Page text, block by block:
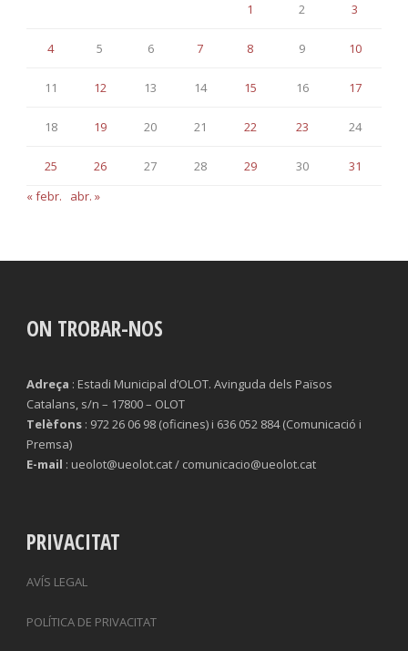
1 2 3
4 5 6 7 8 9 10
11 12 13 14 15 16 17
18 19 20 21 22 23 24
25 26 27 28 29 30
31
« febr.
abr. »
ON TROBAR-NOS
Adreça : Estadi Municipal d’OLOT. Avinguda dels Països
Catalans, s/n – 17800 – OLOT
Telèfons : 972 26 06 98 (oficines) i 636 052 884 (Comunicació i
Premsa)
E-mail : ueolot@ueolot.cat / comunicacio@ueolot.cat
PRIVACITAT
AVÍS LEGAL
POLÍTICA DE PRIVACITAT